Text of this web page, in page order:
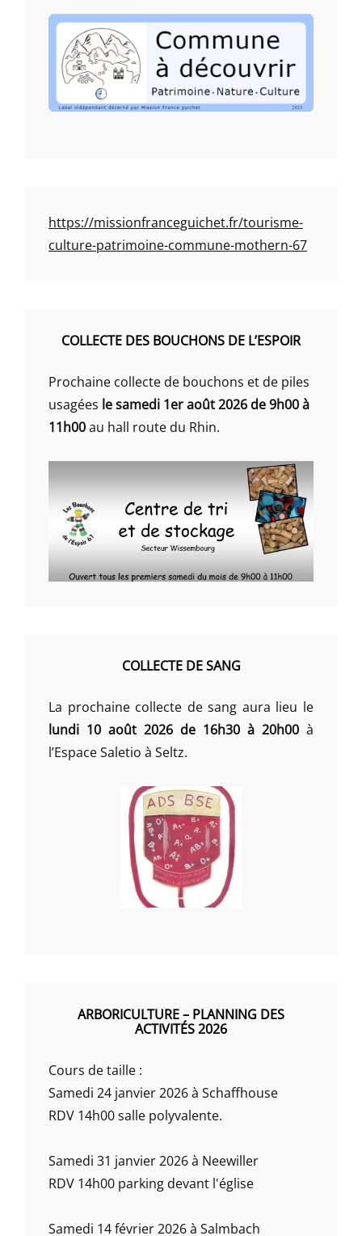
https://missionfranceguichet.fr/tourisme-
culture-patrimoine-commune-mothern-67
COLLECTE DES BOUCHONS DE L’ESPOIR
Prochaine collecte de bouchons et de piles
usagées le samedi 1er août 2026 de 9h00 à
11h00au hall route du Rhin.
COLLECTE DE SANG
La prochaine collecte de sang aura lieu le
lundi 10 août 2026 de 16h30 à 20h00 à
l’Espace Saletio à Seltz.
ARBORICULTURE – PLANNING DES
ACTIVITÉS 2026
Cours de taille :
Samedi 24 janvier 2026 à Schaffhouse
RDV 14h00 salle polyvalente.
Samedi 31 janvier 2026 à Neewiller
RDV 14h00 parking devant l'église
Samedi 14 février 2026 à Salmbach